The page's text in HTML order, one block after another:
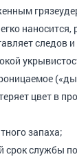
следов
цвет в
запаха;
срок службы